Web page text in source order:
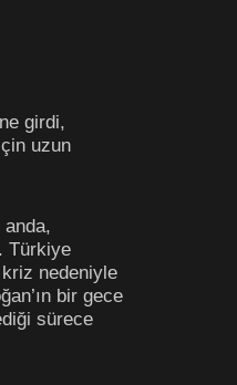
girdi,
uzun
anda,
Türkiye
kriz nedeniyle
bir gece
sürece